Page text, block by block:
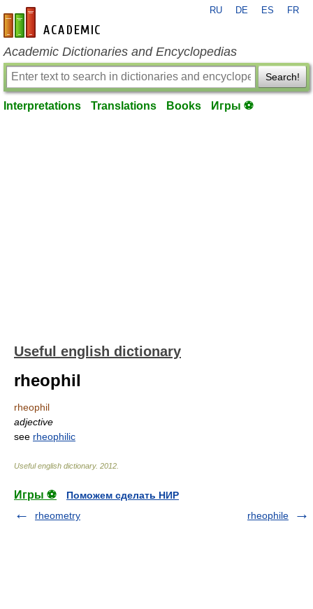
en-academic.com
RU DE ES FR
Academic Dictionaries and Encyclopedias
Search!
Interpretations Translations Books Игры ⚽
Useful english dictionary
rheophil
rheophil
adjective
see rheophilic
Useful english dictionary. 2012
Игры ⚽
Поможем сделать НИР
rheometry
rheophile